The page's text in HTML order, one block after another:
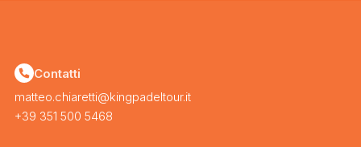
Contatti
matteo.chiaretti@kingpadeltour.it
+39 351 500 5468